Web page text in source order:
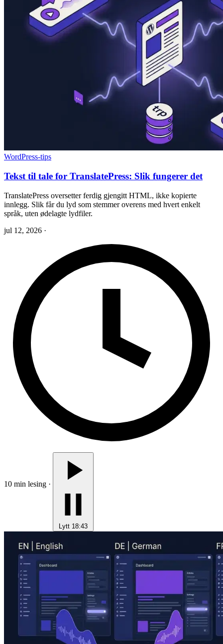
WordPress-tips
Tekst til tale for TranslatePress: Slik fungerer det
TranslatePress oversetter ferdig gjengitt HTML, ikke kopierte
innlegg. Slik får du lyd som stemmer overens med hvert enkelt
språk, uten ødelagte lydfiler.
jul 12, 2026 ·
10 min lesing ·
Lytt 18:43